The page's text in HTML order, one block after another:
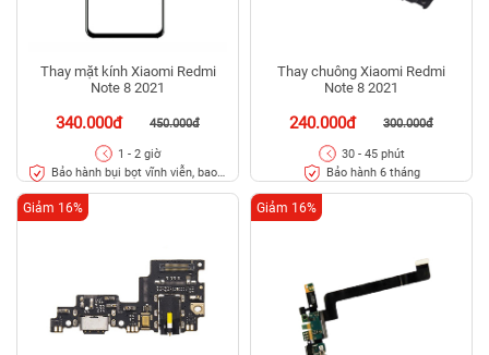
Thay mặt kính Xiaomi Redmi
Note 8 2021
340.000đ 450.000đ
1 - 2 giờ
Bảo hành bụi bọt vĩnh viễn, bao
Thay chuông Xiaomi Redmi
Note 8 2021
240.000đ 300.000đ
30 - 45 phút
Bảo hành 6 tháng
Giảm 16% Giảm 16%